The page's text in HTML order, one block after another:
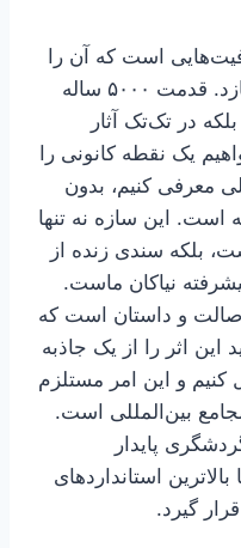
است که آن را
از بسیاری مناطق متمایز می‌سازد. قدمت ۵۰۰۰ ساله
در تک‌تک آثار
یک نقطه کانونی را
معرفی کنیم، بدون
این سازه نه تنها
بلکه سندی زنده از
نیاکان ماست.
و داستان است که
این اثر را از یک جاذبه
و این امر مستلزم
بین‌المللی است.
پایدار
استانداردهای
گیرد.